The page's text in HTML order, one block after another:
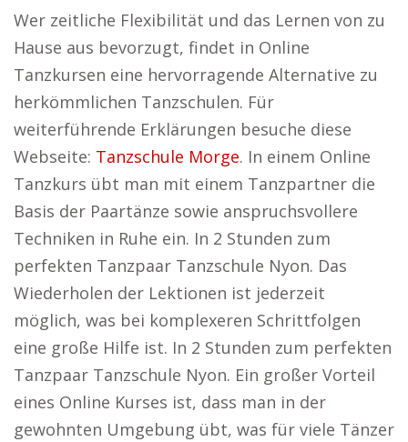
Wer zeitliche Flexibilität und das Lernen von zu
Hause aus bevorzugt, findet in Online
Tanzkursen eine hervorragende Alternative zu
herkömmlichen Tanzschulen. Für
weiterführende Erklärungen besuche diese
Webseite: Tanzschule Morge. In einem Online
Tanzkurs übt man mit einem Tanzpartner die
Basis der Paartänze sowie anspruchsvollere
Techniken in Ruhe ein. In 2 Stunden zum
perfekten Tanzpaar Tanzschule Nyon. Das
Wiederholen der Lektionen ist jederzeit
möglich, was bei komplexeren Schrittfolgen
eine große Hilfe ist. In 2 Stunden zum perfekten
Tanzpaar Tanzschule Nyon. Ein großer Vorteil
eines Online Kurses ist, dass man in der
gewohnten Umgebung übt, was für viele Tänzer